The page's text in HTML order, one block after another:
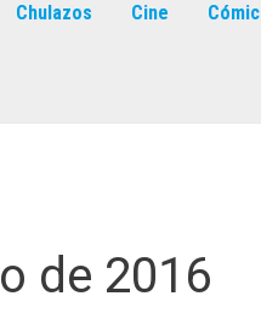
Chulazos Cine Cómic
de 2016